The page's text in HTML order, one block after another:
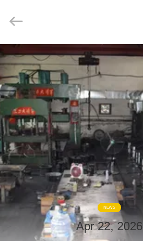
บ้าน
สินค้า
แสดง
VR
เกี่ยว
กับ
เรา
Shanghai
Songjiang
Absorber
All
Rights
Reserved.
NEWS
Apr 22, 2026